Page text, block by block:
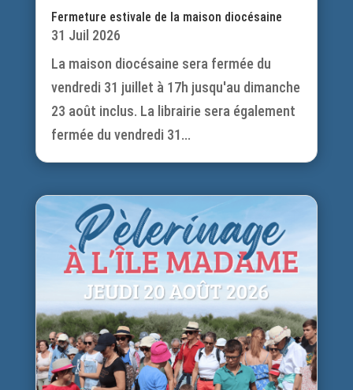
Fermeture estivale de la maison diocésaine
31 Juil 2026
La maison diocésaine sera fermée du
vendredi 31 juillet à 17h jusqu'au dimanche
23 août inclus. La librairie sera également
fermée du vendredi 31...